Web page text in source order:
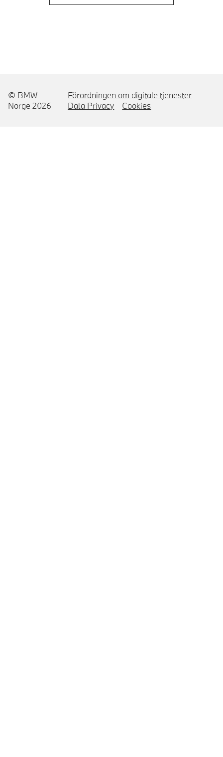
© BMW
Norge 2026
Förordningen om digitale tjenester
Data Privacy
Cookies